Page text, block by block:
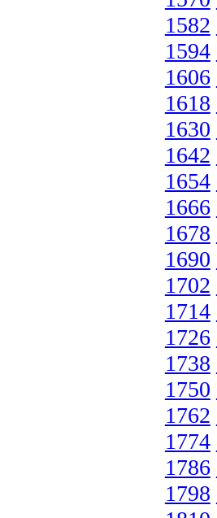
1582
1594
1606
1618
1630
1642
1654
1666
1678
1690
1702
1714
1726
1738
1750
1762
1774
1786
1798